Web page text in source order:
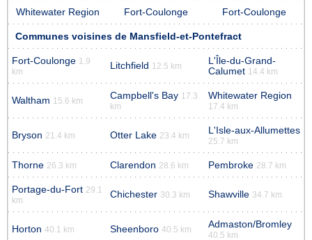
Whitewater Region Fort-Coulonge Fort-Coulonge
Communes voisines de Mansfield-et-Pontefract
Fort-Coulonge 1.9
km
Litchfield 12.5 km
L'Île-du-Grand-
Calumet 14.4 km
Waltham 15.6 km Campbell's Bay 17.3
km
Whitewater Region
17.4 km
Bryson 21.4 km Otter Lake 23.4 km L'Isle-aux-Allumettes
25.7 km
Thorne 26.3 km Clarendon 28.6 km Pembroke 28.7 km
Portage-du-Fort 29.1
km
Chichester 30.3 km Shawville 34.7 km
Horton 40.1 km Sheenboro 40.5 km Admaston/Bromley
40.5 km